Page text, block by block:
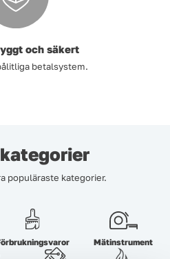
och säkert
betalsystem.
populäraste kategorier.
Mätinstrument